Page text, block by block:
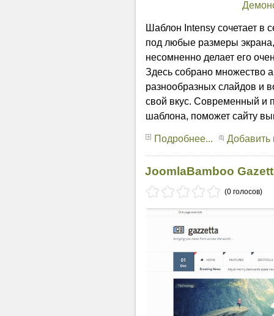
Шаблон Intensy сочетает в
под любые размеры
несомненно делает его
Здесь собрано множество
разнообразных слайдов и
свой вкус. Современный и
шаблона, поможет сайту
Подробнее... Добавить
JoomlaBamboo
(0 голосов)